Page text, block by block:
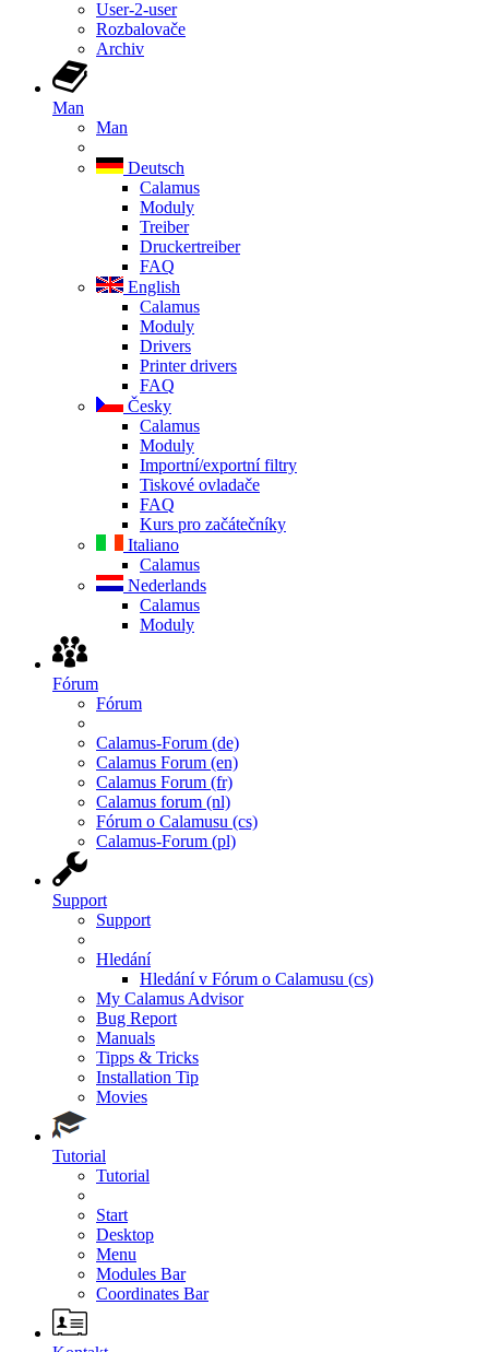
User-2-user
Rozbalovače
Archiv
Man
Man
Deutsch
Calamus
Moduly
Treiber
Druckertreiber
FAQ
English
Calamus
Moduly
Drivers
Printer drivers
FAQ
Česky
Calamus
Moduly
Importní/exportní filtry
Tiskové ovladače
FAQ
Kurs pro začátečníky
Italiano
Calamus
Nederlands
Calamus
Moduly
Fórum
Fórum
Calamus-Forum (de)
Calamus Forum (en)
Calamus Forum (fr)
Calamus forum (nl)
Fórum o Calamusu (cs)
Calamus-Forum (pl)
Support
Support
Hledání
Hledání v Fórum o Calamusu (cs)
My Calamus Advisor
Bug Report
Manuals
Tipps & Tricks
Installation Tip
Movies
Tutorial
Tutorial
Start
Desktop
Menu
Modules Bar
Coordinates Bar